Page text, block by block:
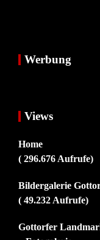
Werbung
Views
Home
( 296.676 Aufrufe)
Bildergalerie
( 49.232 Aufrufe)
Gottorfer